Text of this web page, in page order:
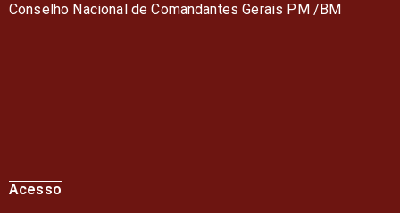
Conselho Nacional de Comandantes Gerais PM /BM
Acesso